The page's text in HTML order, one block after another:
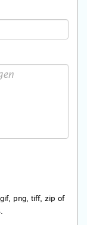
png, tiff, zip of